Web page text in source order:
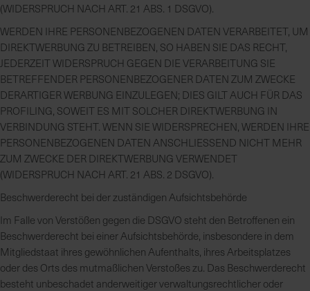
(WIDERSPRUCH NACH ART. 21 ABS. 1 DSGVO).
WERDEN IHRE PERSONENBEZOGENEN DATEN VERARBEITET, UM
DIREKTWERBUNG ZU BETREIBEN, SO HABEN SIE DAS RECHT,
JEDERZEIT WIDERSPRUCH GEGEN DIE VERARBEITUNG SIE
BETREFFENDER PERSONENBEZOGENER DATEN ZUM ZWECKE
DERARTIGER WERBUNG EINZULEGEN; DIES GILT AUCH FÜR DAS
PROFILING, SOWEIT ES MIT SOLCHER DIREKTWERBUNG IN
VERBINDUNG STEHT. WENN SIE WIDERSPRECHEN, WERDEN IHRE
PERSONENBEZOGENEN DATEN ANSCHLIESSEND NICHT MEHR
ZUM ZWECKE DER DIREKTWERBUNG VERWENDET
(WIDERSPRUCH NACH ART. 21 ABS. 2 DSGVO).
Beschwerde­recht bei der zuständigen Aufsichts­behörde
Im Falle von Verstößen gegen die DSGVO steht den Betroffenen ein
Beschwerderecht bei einer Aufsichtsbehörde, insbesondere in dem
Mitgliedstaat ihres gewöhnlichen Aufenthalts, ihres Arbeitsplatzes
oder des Orts des mutmaßlichen Verstoßes zu. Das Beschwerderecht
besteht unbeschadet anderweitiger verwaltungsrechtlicher oder